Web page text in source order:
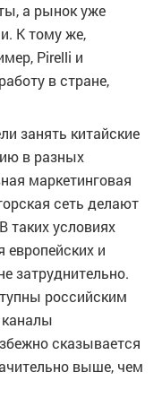
а рынок уже
К тому же,
Pirelli и
в стране,
занять китайские
в разных
маркетинговая
сеть делают
таких условиях
европейских и
затруднительно.
российским
сказывается
выше, чем